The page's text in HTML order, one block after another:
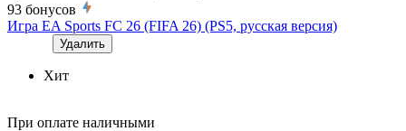
93 бонусов
Игра EA Sports FC 26 (FIFA 26) (PS5, русская версия)
Удалить
Хит
При оплате наличными